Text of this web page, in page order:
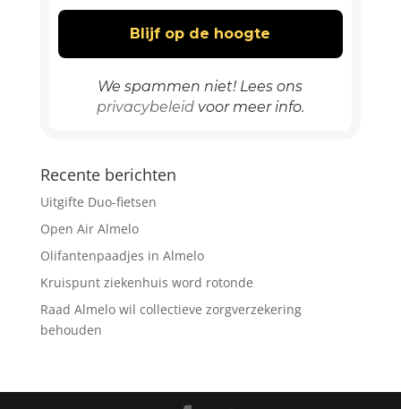
We spammen niet! Lees ons
privacybeleidvoor meer info.
Recente berichten
Uitgifte Duo-fietsen
Open Air Almelo
Olifantenpaadjes in Almelo
Kruispunt ziekenhuis word rotonde
Raad Almelo wil collectieve zorgverzekering
behouden